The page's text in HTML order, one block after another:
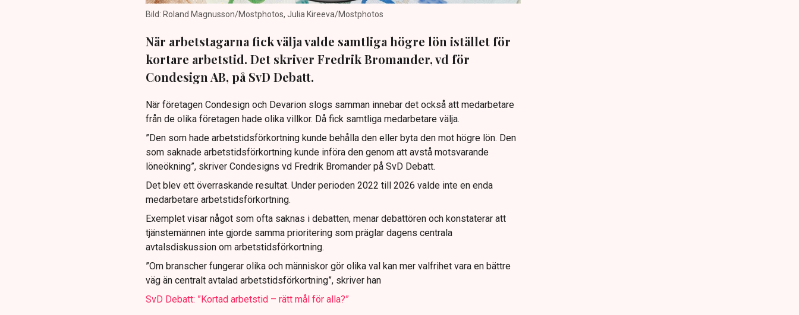
Bild: Roland Magnusson/Mostphotos, Julia Kireeva/Mostphotos
När arbetstagarna fick välja valde samtliga högre lön istället för
kortare arbetstid. Det skriver Fredrik Bromander, vd för
Condesign AB, på SvD Debatt.
När företagen Condesign och Devarion slogs samman innebar det också att medarbetare
från de olika företagen hade olika villkor. Då fick samtliga medarbetare välja.
”Den som hade arbetstids­förkortning kunde behålla den eller byta den mot högre lön. Den
som saknade arbetstids­förkortning kunde införa den genom att avstå motsvarande
löneökning”, skriver Condesigns vd Fredrik Bromander på SvD Debatt.
Det blev ett överraskande resultat. Under perioden 2022 till 2026 valde inte en enda
medarbetare arbetstidsförkortning.
Exemplet visar något som ofta saknas i debatten, menar debattören och konstaterar att
tjänstemännen inte gjorde samma prioritering som präglar dagens centrala
avtalsdiskussion om arbetstidsförkortning.
”Om branscher fungerar olika och människor gör olika val kan mer valfrihet vara en bättre
väg än centralt avtalad arbetstids­förkortning”, skriver han
SvD Debatt: ”Kortad arbetstid – rätt mål för alla?”